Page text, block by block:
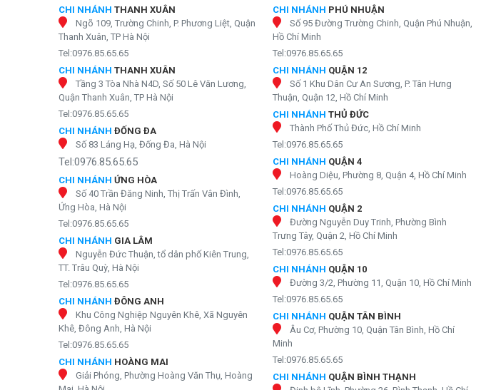
CHI NHÁNH THANH XUÂN
Ngõ 109, Trường Chinh, P. Phương Liệt, Quận
Thanh Xuân, TP Hà Nội
Tel:0976.85.65.65
CHI NHÁNH THANH XUÂN
Tầng 3 Tòa Nhà N4D, Số 50 Lê Văn Lương,
Quận Thanh Xuân, TP Hà Nội
Tel:0976.85.65.65
CHI NHÁNH ĐỐNG ĐA
Số 83 Láng Hạ, Đống Đa, Hà Nội
Tel:0976.85.65.65
CHI NHÁNH ỨNG HÒA
Số 40 Trần Đăng Ninh, Thị Trấn Vân Đình,
Ứng Hòa, Hà Nội
Tel:0976.85.65.65
CHI NHÁNH GIA LÂM
Nguyễn Đức Thuận, tổ dân phố Kiên Trung,
TT. Trâu Quỳ, Hà Nội
Tel:0976.85.65.65
CHI NHÁNH ĐÔNG ANH
Khu Công Nghiệp Nguyên Khê, Xã Nguyên
Khê, Đông Anh, Hà Nội
Tel:0976.85.65.65
CHI NHÁNH HOÀNG MAI
Giải Phóng, Phường Hoàng Văn Thụ, Hoàng
CHI NHÁNH PHÚ NHUẬN
Số 95 Đường Trường Chinh, Quận Phú Nhuận,
Hồ Chí Minh
Tel:0976.85.65.65
CHI NHÁNH QUẬN 12
Số 1 Khu Dân Cư An Sương, P. Tân Hưng
Thuận, Quận 12, Hồ Chí Minh
CHI NHÁNH THỦ ĐỨC
Thành Phố Thủ Đức, Hồ Chí Minh
Tel:0976.85.65.65
CHI NHÁNH QUẬN 4
Hoàng Diệu, Phường 8, Quận 4, Hồ Chí Minh
Tel:0976.85.65.65
CHI NHÁNH QUẬN 2
Đường Nguyễn Duy Trinh, Phường Bình
Trưng Tây, Quận 2, Hồ Chí Minh
Tel:0976.85.65.65
CHI NHÁNH QUẬN 10
Đường 3/2, Phường 11, Quận 10, Hồ Chí Minh
Tel:0976.85.65.65
CHI NHÁNH QUẬN TÂN BÌNH
Âu Cơ, Phường 10, Quận Tân Bình, Hồ Chí
Minh
Tel:0976.85.65.65
CHI NHÁNH QUẬN BÌNH THẠNH